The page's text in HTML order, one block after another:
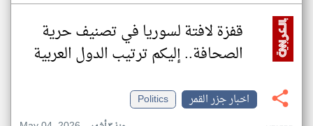
قفزة لافتة لسوريا في تصنيف حرية
الصحافة.. إليكم ترتيب الدول العربية
اخبار جزر القمر
Politics